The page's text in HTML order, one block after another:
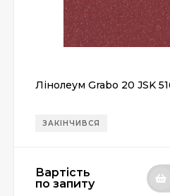
Лінолеум Grabo 20 JSK
ЗАКІНЧИВСЯ
Вартість
по запиту